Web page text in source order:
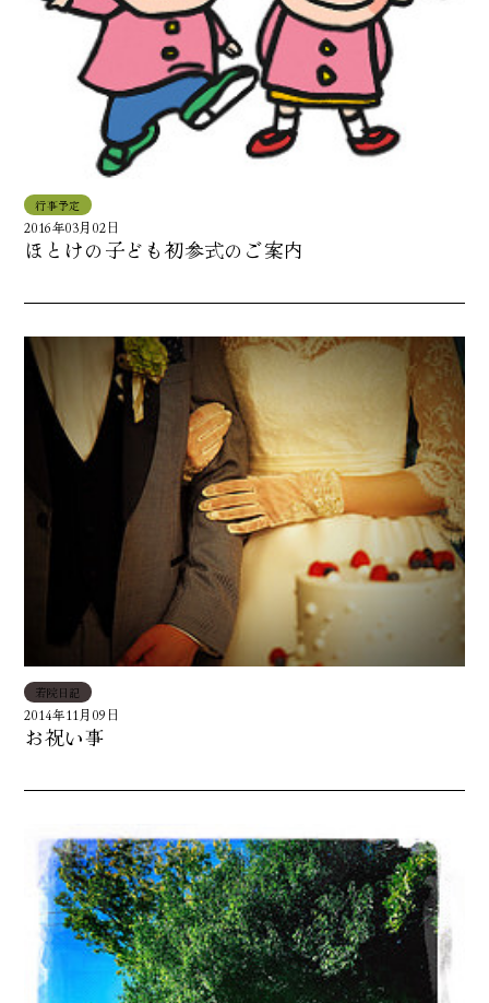
行事予定
2016年03月02日
ほとけの子ども初参式のご案内
若院日記
2014年11月09日
お祝い事